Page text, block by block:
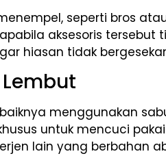
seperti bros
aksesoris
hiasan tidak
menggunakan
untuk mencuci
lain yang berbahan